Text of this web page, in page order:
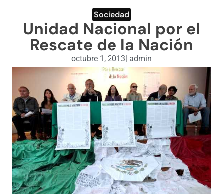
ENGLISH SECTION
VIDEOS
Sociedad
Unidad Nacional por el
Rescate de la Nación
octubre 1, 2013| admin